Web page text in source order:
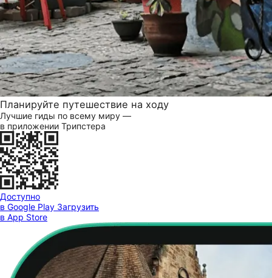
Планируйте путешествие на ходу
Лучшие гиды по всему миру —
в приложении Трипстера
Доступно
в Google Play Загрузить
в App Store